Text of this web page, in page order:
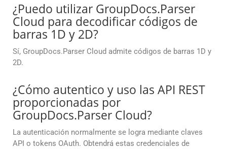
¿Puedo utilizar GroupDocs.Parser
Cloud para decodificar códigos de
barras 1D y 2D?
Sí, GroupDocs.Parser Cloud admite códigos de barras 1D y
2D.
¿Cómo autentico y uso las API REST
proporcionadas por
GroupDocs.Parser Cloud?
La autenticación normalmente se logra mediante claves
API o tokens OAuth. Obtendrá estas credenciales de